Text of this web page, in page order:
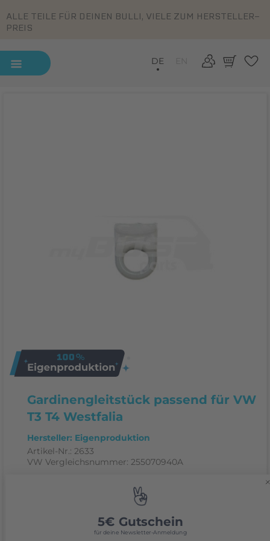
ALLE TEILE FÜR DEINEN BULLI, VIELE ZUM HERSTELLER-
PREIS
DE
Gardinengleitstück passend für VW
T3 T4 Westfalia
Hersteller: Eigenproduktion
Artikel-Nr.: 2633
VW Vergleichsnummer: 255070940A
Produktinformationen
5€ Gutschein
für deine Newsletter-Anmeldung